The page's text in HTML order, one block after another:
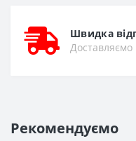
Швидка
Рекомендуємо